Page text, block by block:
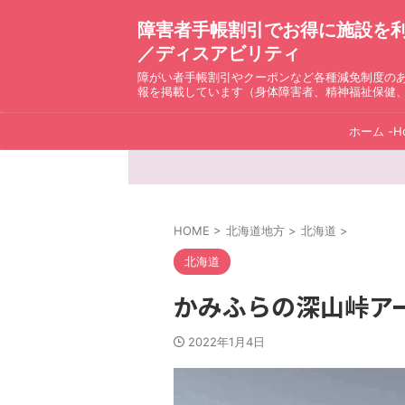
障害者手帳割引でお得に施設を
／ディスアビリティ
障がい者手帳割引やクーポンなど各種減免制度の
報を掲載しています（身体障害者、精神福祉保健
ホーム -
HOME > 北海道地方 > 北海道 >
北海道
かみふらの深山峠ア
2022年1月4日